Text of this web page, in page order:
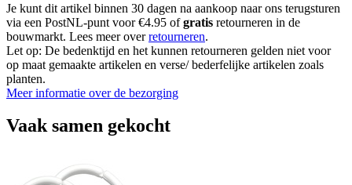
Je kunt dit artikel binnen 30 dagen na aankoop naar ons terugsturen
via een PostNL-punt voor €4.95 ofgratis retourneren in de
bouwmarkt. Lees meer overretourneren.
Let op: De bedenktijd en het kunnen retourneren gelden niet voor
op maat gemaakte artikelen en verse/ bederfelijke artikelen zoals
planten.
Meer informatie over de bezorging
Vaak samen gekocht